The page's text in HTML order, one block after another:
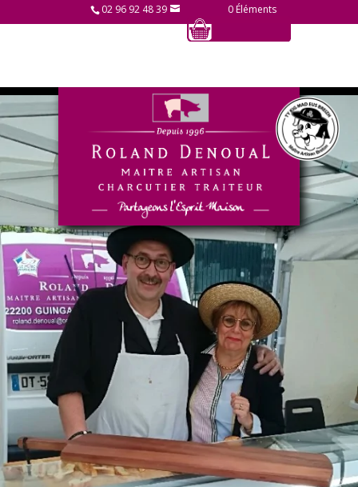
02 96 92 48 39 0 Éléments